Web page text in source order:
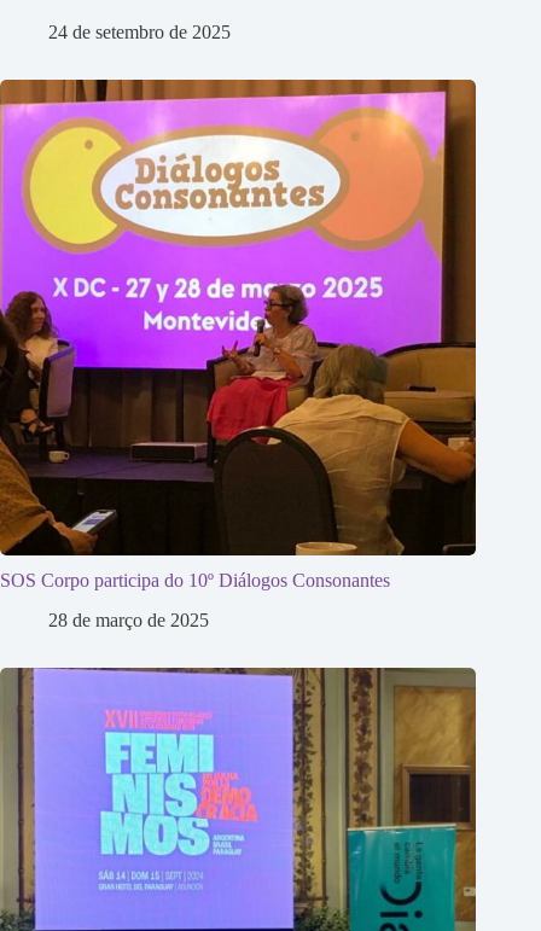
24 de setembro de 2025
SOS Corpo participa do 10º Diálogos Consonantes
28 de março de 2025